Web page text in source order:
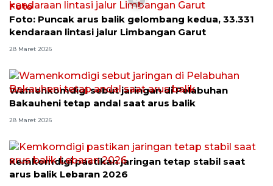
Foto
Foto: Puncak arus balik gelombang kedua, 33.331
kendaraan lintasi jalur Limbangan Garut
28 Maret 2026
Wamenkomdigi sebut jaringan di Pelabuhan
Bakauheni tetap andal saat arus balik
28 Maret 2026
Kemkomdigi pastikan jaringan tetap stabil saat
arus balik Lebaran 2026